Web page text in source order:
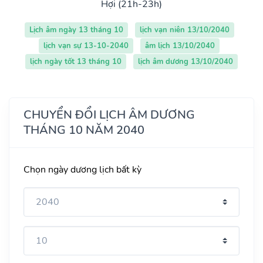
Hợi (21h-23h)
Lịch âm ngày 13 tháng 10
lịch vạn niên 13/10/2040
lịch vạn sự 13-10-2040
âm lịch 13/10/2040
lịch ngày tốt 13 tháng 10
lịch âm dương 13/10/2040
CHUYỂN ĐỔI LỊCH ÂM DƯƠNG
THÁNG 10 NĂM 2040
Chọn ngày dương lịch bất kỳ